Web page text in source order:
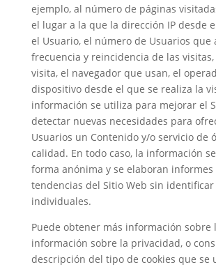
ejemplo, al número de páginas
el lugar a la que la dirección IP desde
el Usuario, el número de Usuarios que
frecuencia y reincidencia de las
visita, el navegador que usan, el
dispositivo desde el que se realiza la
información se utiliza para mejorar el
detectar nuevas necesidades para
Usuarios un Contenido y/o servicio de
calidad. En todo caso, la información
forma anónima y se elaboran informes
tendencias del Sitio Web sin
individuales.
Puede obtener más información sobre
información sobre la privacidad, o
descripción del tipo de cookies que se